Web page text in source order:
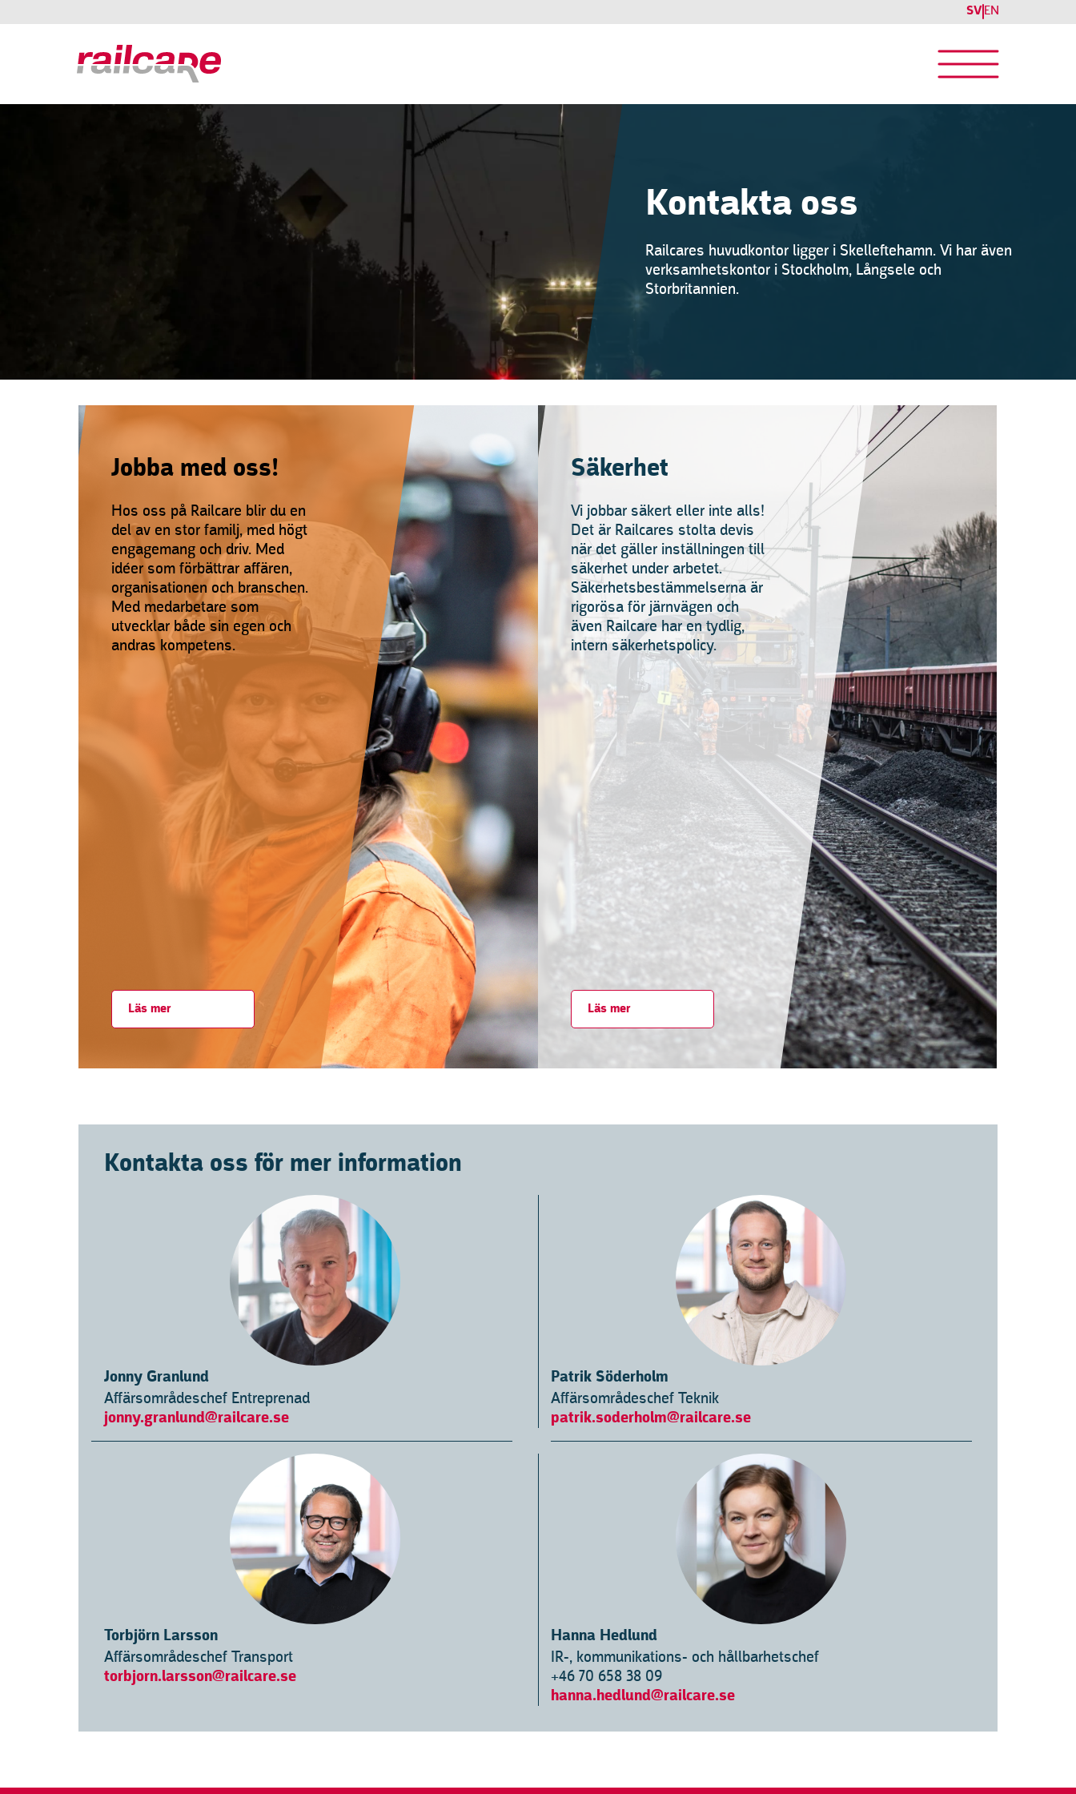
SV EN
Kontakta oss
Railcares huvudkontor ligger i Skelleftehamn. Vi har även
verksamhetskontor i Stockholm, Långsele och
Storbritannien.
Jobba med oss!
Hos oss på Railcare blir du en
del av en stor familj, med högt
engagemang och driv. Med
idéer som förbättrar affären,
organisationen och branschen.
Med medarbetare som
utvecklar både sin egen och
andras kompetens.
Läs mer
Säkerhet
Vi jobbar säkert eller inte alls!
Det är Railcares stolta devis
när det gäller inställningen till
säkerhet under arbetet.
Säkerhetsbestämmelserna är
rigorösa för järnvägen och
även Railcare har en tydlig,
intern säkerhetspolicy.
Läs mer
Kontakta oss för mer information
Jonny Granlund
Affärsområdeschef Entreprenad
jonny.granlund@railcare.se
Patrik Söderholm
Affärsområdeschef Teknik
patrik.soderholm@railcare.se
Torbjörn Larsson
Affärsområdeschef Transport
torbjorn.larsson@railcare.se
Hanna Hedlund
IR-, kommunikations- och hållbarhetschef
+46 70 658 38 09
hanna.hedlund@railcare.se